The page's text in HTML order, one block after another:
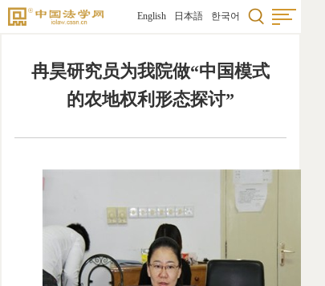
English 日本語 한국어
冉昊研究员为我院做“中国模式
的农地权利形态探讨”